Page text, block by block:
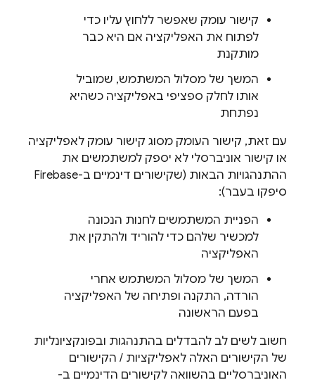
קישור עומק שאפשר ללחוץ עליו כדי
לפתוח את האפליקציה אם היא כבר
מותקנת
המשך של מסלול המשתמש, שמוביל
אותו לחלק ספציפי באפליקציה כשהיא
נפתחת
עם זאת, קישור העומק מסוג קישור עומק לאפליקציה
או קישור אוניברסלי לא יספק למשתמשים את
ההתנהגויות הבאות (שקישורים דינמיים ב-Firebase
סיפקו בעבר):
הפניית המשתמשים לחנות הנכונה
למכשיר שלהם כדי להוריד ולהתקין את
האפליקציה
המשך של מסלול המשתמש אחרי
הורדה, התקנה ופתיחה של האפליקציה
בפעם הראשונה
חשוב לשים לב להבדלים בהתנהגות ובפונקציונליות
של הקישורים האלה לאפליקציות / הקישורים
האוניברסליים בהשוואה לקישורים הדינמיים ב-